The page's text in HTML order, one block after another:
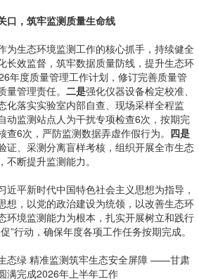
口，筑牢监测质量生命线
生态环境监测工作的核心抓手，持续健全
长效监督，筑牢数据质量防线，提升生态环
年度质量管理工作计划，修订完善质量管
管理责任。 二是强化仪器设备检定校准、
化落实实验室内部自查、现场采样全程监
动监测站点人为干扰专项检查6次，按期完
6次，严防监测数据弄虚作假行为。 四是
证、采测分离盲样考核，组织开展全市生态
断提升监测能力。
平新时代中国特色社会主义思想为指导，
想，以党的政治建设为统领，以改善生态环
环境监测能力为根本，扎实开展树立和践行
”行动，确保年度各项工作任务按期完成。
绿 精准监测筑牢生态安全屏障 ——甘肃
满完成2026年上半年工作